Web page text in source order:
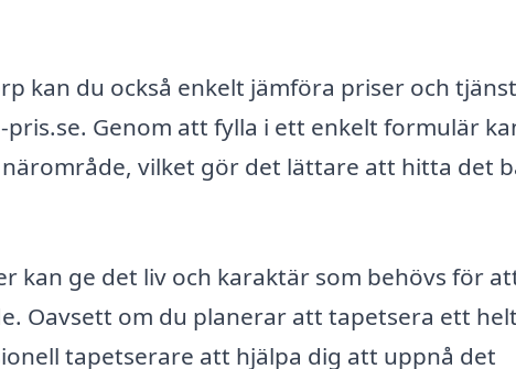
kan du också enkelt jämföra priser och
Genom att fylla i ett enkelt formulär
vilket gör det lättare att hitta det
kan ge det liv och karaktär som behövs för
Oavsett om du planerar att tapetsera ett
tapetserare att hjälpa dig att uppnå det